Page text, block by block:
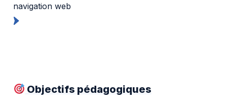
navigation web
Objectifs pédagogiques